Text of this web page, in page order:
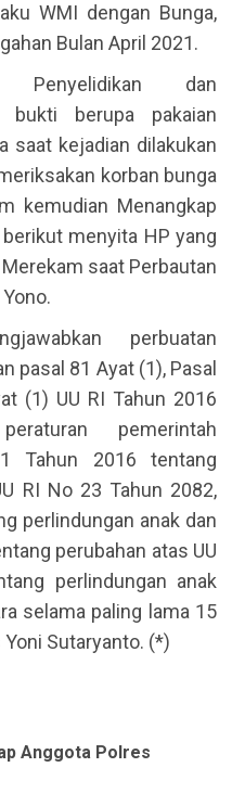
WMI dengan Bunga,
Bulan April 2021.
Penyelidikan dan
bukti berupa pakaian
saat kejadian dilakukan
korban bunga
kemudian Menangkap
menyita HP yang
saat Perbautan
perbuatan
pasal 81 Ayat (1), Pasal
(1) UU RI Tahun 2016
pemerintah
Tahun 2016 tentang
RI No 23 Tahun 2082,
perlindungan anak dan
perubahan atas UU
perlindungan anak
selama paling lama 15
Sutaryanto. (*)
Anggota Polres